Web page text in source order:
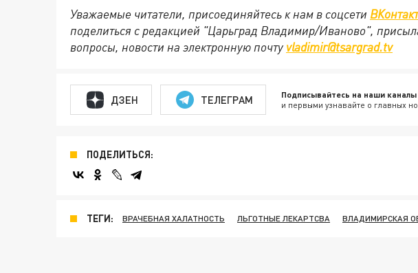
Уважаемые читатели, присоединяйтесь к нам в соцсети
поделиться с редакцией "Царьград Владимир/Иваново",
вопросы, новости на электронную почту vladimir@tsargrad.tv
ДЗЕН ТЕЛЕГРАМ Подписывайтесь на наши каналы
и первыми узнавайте о главных
ПОДЕЛИТЬСЯ:
ТЕГИ: ВРАЧЕБНАЯ ХАЛАТНОСТЬ ЛЬГОТНЫЕ ЛЕКАРТСВА ВЛАДИМИРСКАЯ